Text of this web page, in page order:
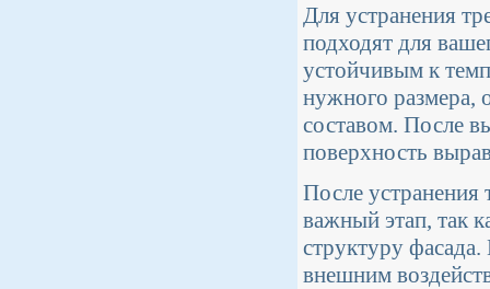
Для устранения
подходят для
устойчивым к
нужного размера,
составом. После
поверхность
После устранения
важный этап, так
структуру
внешним